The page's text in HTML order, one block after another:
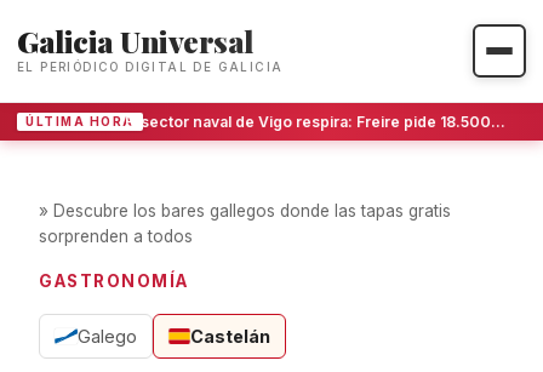
Galicia Universal
EL PERIÓDICO DIGITAL DE GALICIA
ÚLTIMA HORA El sector naval de Vigo respira: Freire pide 18.500 metros más en San Gregorio ante la avalancha de trabajo
» Descubre los bares gallegos donde las tapas gratis
sorprenden a todos
GASTRONOMÍA
Galego Castelán